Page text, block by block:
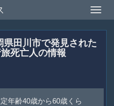
Toggle
田川市で発見された
死亡人の情報
年齢40歳から60歳くら